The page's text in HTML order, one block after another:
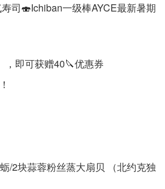
司🍣Ichiban一级棒AYCE最新暑期
，即可获赠40🔪优惠券
/2块蒜蓉粉丝蒸大扇贝 （北约克独